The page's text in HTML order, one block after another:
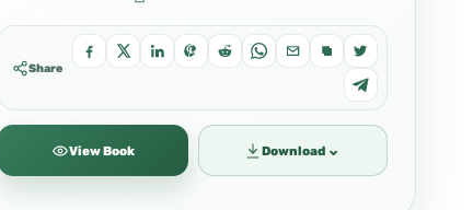
Share
View Book Download ⌄